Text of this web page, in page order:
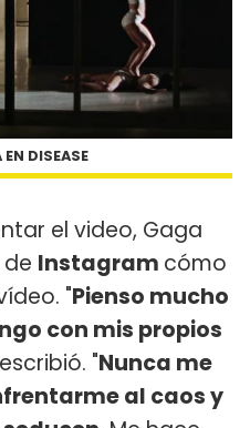
DISEASE
el video, Gaga
Instagram cómo
"Pienso mucho
con mis propios
"Nunca me
al caos y